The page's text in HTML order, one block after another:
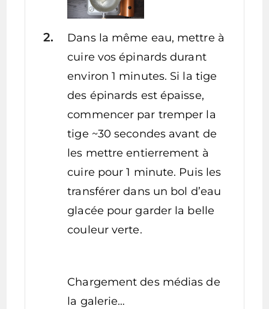
Dans la même eau, mettre à
cuire vos épinards durant
environ 1 minutes. Si la tige
des épinards est épaisse,
commencer par tremper la
tige ~30 secondes avant de
les mettre entierrement à
cuire pour 1 minute. Puis les
transférer dans un bol d’eau
glacée pour garder la belle
couleur verte.
Chargement des médias de
la galerie…